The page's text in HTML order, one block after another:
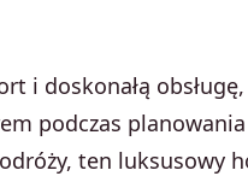
i doskonałą
podczas
ten luksusowy